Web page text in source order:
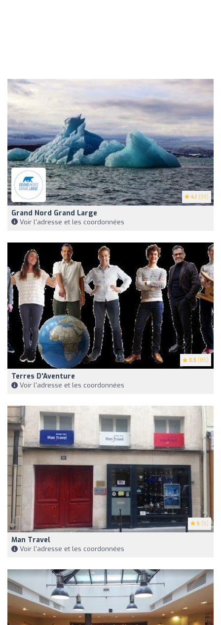
4.1 (39)
Grand Nord Grand Large
Voir l'adresse et les coordonnées
3.5 (85)
Terres D'Aventure
Voir l'adresse et les coordonnées
5 (5)
Man Travel
Voir l'adresse et les coordonnées